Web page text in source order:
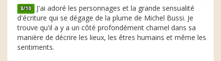
8/10 J'ai adoré les personnages et la grande sensualité
d'écriture qui se dégage de la plume de Michel Bussi. Je
trouve qu'il a y a un côté profondément charnel dans sa
manière de décrire les lieux, les êtres humains et même les
sentiments.